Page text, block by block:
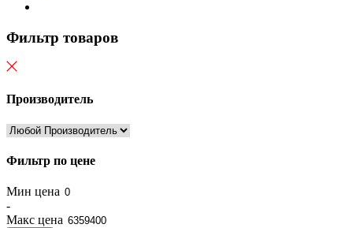
Фильтр товаров
Производитель
Фильтр по цене
Мин цена
-
Макс цена